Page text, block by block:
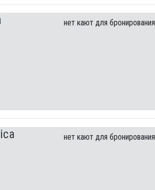
нет кают для бронирования
нет кают для бронирования